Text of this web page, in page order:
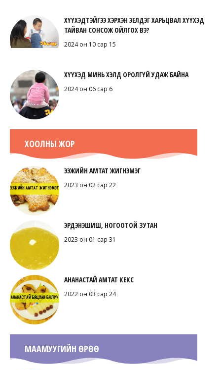
ХҮҮХЭДТЭЙГЭЭ ХЭРХЭН ЭЕЛДЭГ ХАРЬЦВАЛ ХҮҮХЭД
ТАЙВАН СОНСОЖ ОЙЛГОХ ВЭ?
2024 он 10 сар 15
ХҮҮХЭД МИНЬ ХЭЛД ОРОЛГҮЙ УДАЖ БАЙНА
2024 он 06 сар 6
ХООЛНЫ ЖОР
ЭЭЖИЙН АМТАТ ЖИГНЭМЭГ
2023 он 02 сар 22
ЭРДЭНЭШИШ, НОГООТОЙ ЗУТАН
2023 он 01 сар 31
АНАНАСТАЙ АМТАТ КЕКС
2022 он 03 сар 24
МААМУУГИЙН ӨРӨӨ